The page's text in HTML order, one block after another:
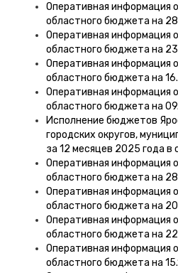
Оперативная информация
областного бюджета на
Оперативная информация
областного бюджета на
Оперативная информация
областного бюджета на
Оперативная информация
областного бюджета на
Исполнение бюджетов
городских округов,
за 12 месяцев 2025 года в
Оперативная информация
областного бюджета на
Оперативная информация
областного бюджета на
Оперативная информация
областного бюджета на
Оперативная информация
областного бюджета на